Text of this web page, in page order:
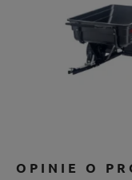
OPINIE O